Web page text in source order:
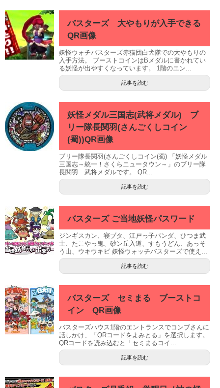
バスターズ 大やもりが入手できる
QR画像
妖怪ウォチバスターズ赤猫団白犬隊での大やもりの
入手方法。 ブーストコインはBメダルに書かれてい
る妖怪が出やすくなっています。 1階のエン...
記事を読む
妖怪メダル三国志(武将メダル) ブ
リー隊長関羽(さんごくしコイン
(蜀))QR画像
ブリー隊長関羽(さんごくしコイン(蜀) 「妖怪メダル
三国志～統一！さくらニュータウン～」のブリー隊
長関羽 武将メダルです。 QR...
記事を読む
バスターズ ご当地妖怪パスワード
ジンギスカン、寝ブタ、江戸っ子パンダ、ひつま武
士、たこやっ鬼、砂ン丘入道、すもうどん、あっそ
う山、ウキウキビ 妖怪ウォッチバスターズで使え...
記事を読む
バスターズ セミまる ブーストコ
イン QR画像
バスターズハウス1階のエントランスでコンブさんに
話しかけ、「QRコードをよみとる」を選択します。
QRコードを読み込むと「セミまるコイ...
記事を読む